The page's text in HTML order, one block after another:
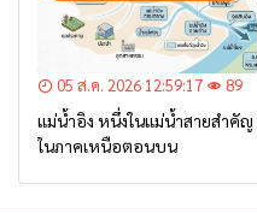
05 ส.ค. 2026 12:59:17 89
แม่น้ำอิง หนึ่งในแม่น้ำสายสำคัญ
ในภาคเหนือตอนบน